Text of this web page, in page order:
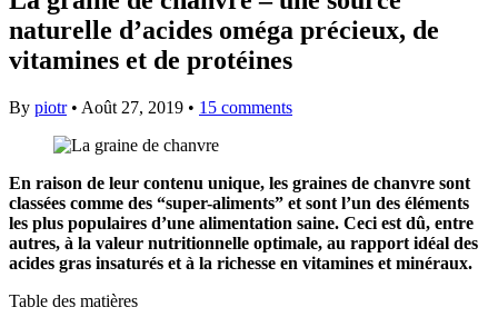
naturelle d’acides oméga précieux, de
vitamines et de protéines
By piotr• Août 27, 2019 • 15 comments
En raison de leur contenu unique, les graines de chanvre sont
classées comme des “super-aliments” et sont l’un des éléments
les plus populaires d’une alimentation saine. Ceci est dû, entre
autres, à la valeur nutritionnelle optimale, au rapport idéal des
acides gras insaturés et à la richesse en vitamines et minéraux.
Table des matières